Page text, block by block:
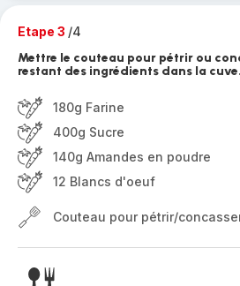
Etape 3 /4
Mettre le couteau pour pétrir ou
restant des ingrédients dans la cuve.
180g Farine
400g Sucre
140g Amandes en poudre
12 Blancs d'oeuf
Couteau pour pétrir/